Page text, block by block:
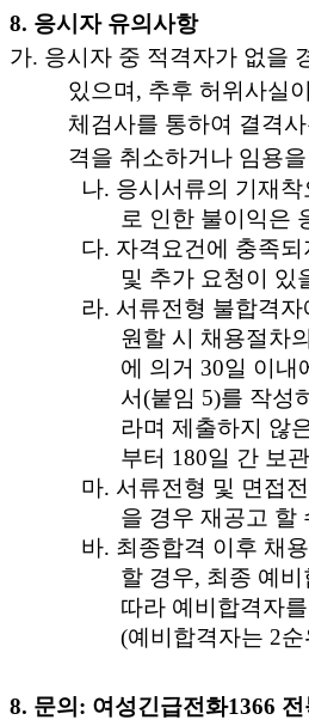
8. 응시자 유의사항
가. 응시자 중 적격자가 없을
있으며 , 추후 허위사실
체검사를 통하여 결격
격을 취소하거나 임용
나. 응시서류의 기재
로 인한 불이익은
다. 자격요건에 충족
및 추가 요청이 있
라. 서류전형 불합격
원할 시 채용절차
에 의거 30일 이내
서(붙임 5)를 작성
라며 제출하지 않
부터 180일 간 보
마. 서류전형 및 면접
을 경우 재공고 할
바. 최종합격 이후 채
할 경우, 최종 예비
따라 예비합격자
(예비합격자는2
8. 문의 : 여성긴급전화1366 전